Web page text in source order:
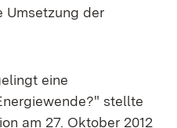
Umsetzung der
eine
stellte
am 27. Oktober 2012